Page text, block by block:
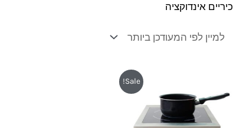
כיריים אינדוקציה
Sale!
היה:
₪2,689.
המחיר
הוא:
₪2,599.